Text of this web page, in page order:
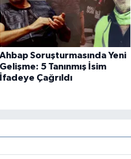
Ahbap Soruşturmasında Yeni
Gelişme: 5 Tanınmış İsim
İfadeye Çağrıldı